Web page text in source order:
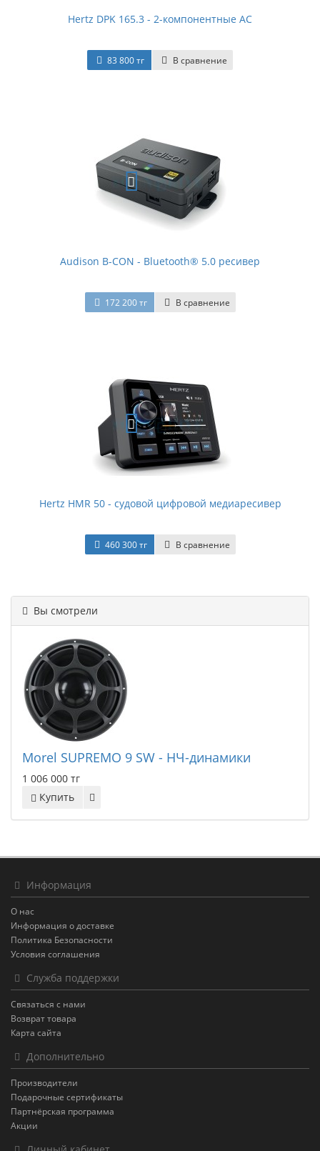
Hertz DPK 165.3 - 2-компонентные АС
83 800 тг В сравнение
Audison B-CON - Bluetooth® 5.0 ресивер
172 200 тг В сравнение
Hertz HMR 50 - судовой цифровой медиаресивер
460 300 тг В сравнение
Вы смотрели
Morel SUPREMO 9 SW - НЧ-динамики
1 006 000 тг
Купить
Информация
О нас
Информация о доставке
Политика Безопасности
Условия соглашения
Служба поддержки
Связаться с нами
Возврат товара
Карта сайта
Дополнительно
Производители
Подарочные сертификаты
Партнёрская программа
Акции